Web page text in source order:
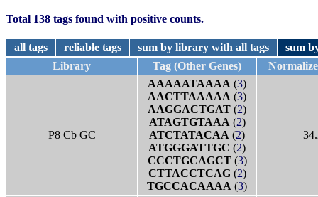
Total 138 tags found with positive counts.
all tags reliable tags sum by library with all tags
sum
Library
Tag (Other Genes)
P8 Cb GC
AAAAATAAAA (3)
AACTTAAAAA (3)
AAGGACTGAT (2)
ATAGTGTAAA (2)
ATCTATACAA (2)
ATGGGATTGC (2)
CCCTGCAGCT(3)
CTTACCTCAG(2)
TGCCACAAAA (3)